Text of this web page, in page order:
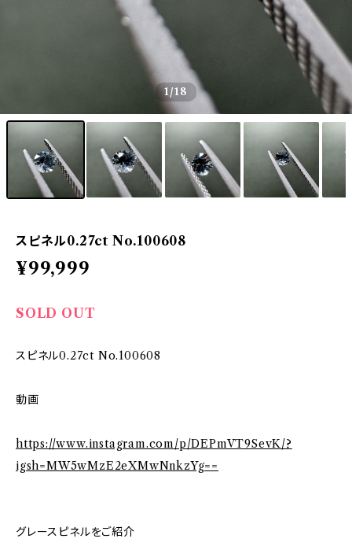
1/18
スピネル0.27ct No.100608
¥99,999
SOLD OUT
スピネル0.27ct No.100608
動画
https://www.instagram.com/p/DEPmVT9SevK/?
igsh=MW5wMzE2eXMwNnkzYg==
グレースピネルをご紹介